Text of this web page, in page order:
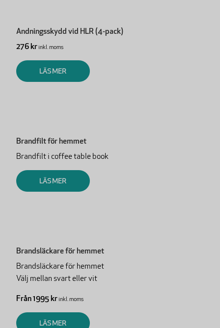
Andningsskydd vid HLR (4-pack)
276 krinkl. moms
LÄS MER
Brandfilt för hemmet
Brandfilt i coffee table book
LÄS MER
Brandsläckare för hemmet
Brandsläckare för hemmet
Välj mellan svart eller vit
Från 1995 krinkl. moms
LÄS MER